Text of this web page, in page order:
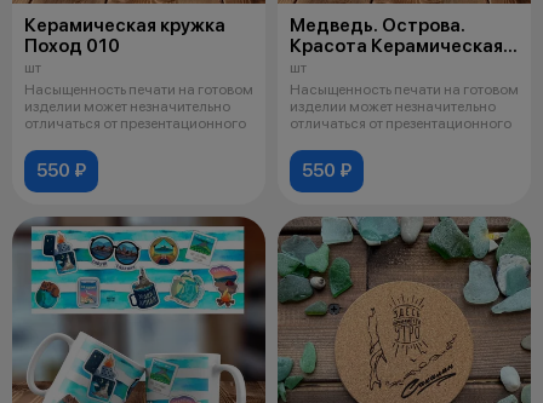
Керамическая кружка
Поход 010
шт
Насыщенность печати на готовом
изделии может незначительно
отличаться от презентационного
550 ₽
Медведь. Острова.
Красота Керамическая
кружка № 044
шт
Насыщенность печати на готовом
изделии может незначительно
отличаться от презентационного
550 ₽